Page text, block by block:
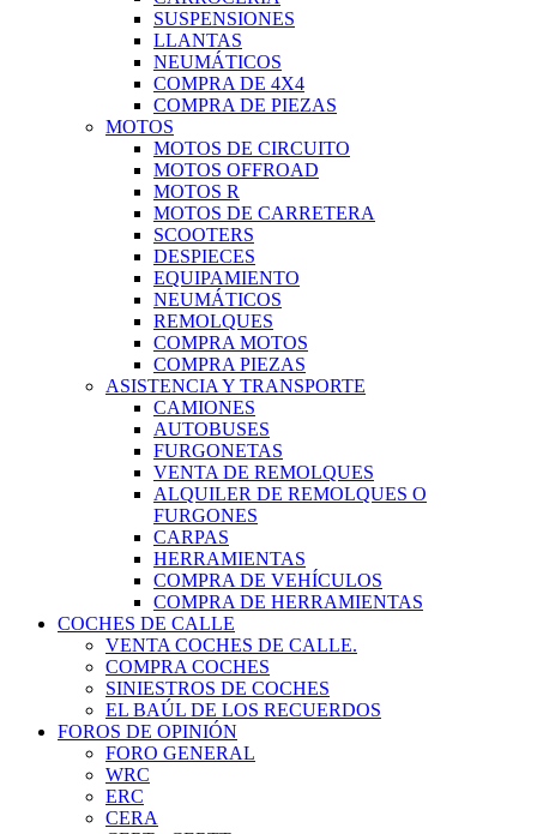
SUSPENSIONES
LLANTAS
NEUMÁTICOS
COMPRA DE 4X4
COMPRA DE PIEZAS
MOTOS
MOTOS DE CIRCUITO
MOTOS OFFROAD
MOTOS R
MOTOS DE CARRETERA
SCOOTERS
DESPIECES
EQUIPAMIENTO
NEUMÁTICOS
REMOLQUES
COMPRA MOTOS
COMPRA PIEZAS
ASISTENCIA Y TRANSPORTE
CAMIONES
AUTOBUSES
FURGONETAS
VENTA DE REMOLQUES
ALQUILER DE REMOLQUES O
FURGONES
CARPAS
HERRAMIENTAS
COMPRA DE VEHÍCULOS
COMPRA DE HERRAMIENTAS
COCHES DE CALLE
VENTA COCHES DE CALLE.
COMPRA COCHES
SINIESTROS DE COCHES
EL BAÚL DE LOS RECUERDOS
FOROS DE OPINIÓN
FORO GENERAL
WRC
ERC
CERA